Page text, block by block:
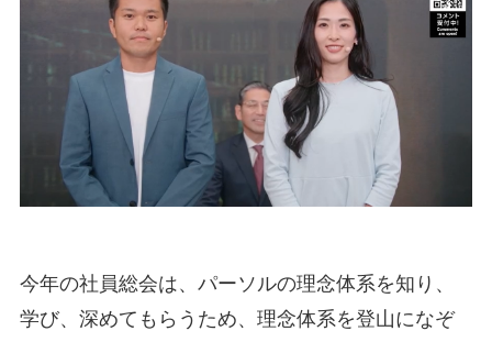
今年の社員総会は、パーソルの理念体系を知り、
学び、深めてもらうため、理念体系を登山になぞ